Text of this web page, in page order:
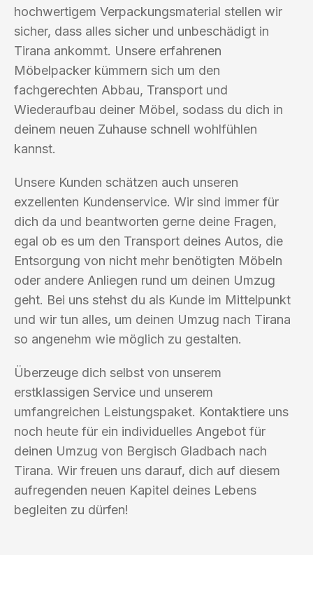
hochwertigem Verpackungsmaterial stellen wir
sicher, dass alles sicher und unbeschädigt in
Tirana ankommt. Unsere erfahrenen
Möbelpacker kümmern sich um den
fachgerechten Abbau, Transport und
Wiederaufbau deiner Möbel, sodass du dich in
deinem neuen Zuhause schnell wohlfühlen
kannst.
Unsere Kunden schätzen auch unseren
exzellenten Kundenservice. Wir sind immer für
dich da und beantworten gerne deine Fragen,
egal ob es um den Transport deines Autos, die
Entsorgung von nicht mehr benötigten Möbeln
oder andere Anliegen rund um deinen Umzug
geht. Bei uns stehst du als Kunde im Mittelpunkt
und wir tun alles, um deinen Umzug nach Tirana
so angenehm wie möglich zu gestalten.
Überzeuge dich selbst von unserem
erstklassigen Service und unserem
umfangreichen Leistungspaket. Kontaktiere uns
noch heute für ein individuelles Angebot für
deinen Umzug von Bergisch Gladbach nach
Tirana. Wir freuen uns darauf, dich auf diesem
aufregenden neuen Kapitel deines Lebens
begleiten zu dürfen!